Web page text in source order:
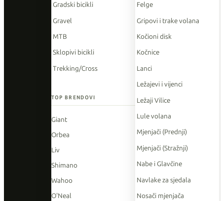
Gradski bicikli
Gravel
MTB
Sklopivi bicikli
Trekking/Cross
TOP BRENDOVI
Giant
Orbea
Liv
Shimano
Wahoo
O'Neal
Felge
Gripovi i trake volana
Kočioni disk
Kočnice
Lanci
Ležajevi i vijenci
Ležaji Vilice
Lule volana
Mjenjači (Prednji)
Mjenjači (Stražnji)
Nabe i Glavčine
Navlake za sjedala
Nosači mjenjača